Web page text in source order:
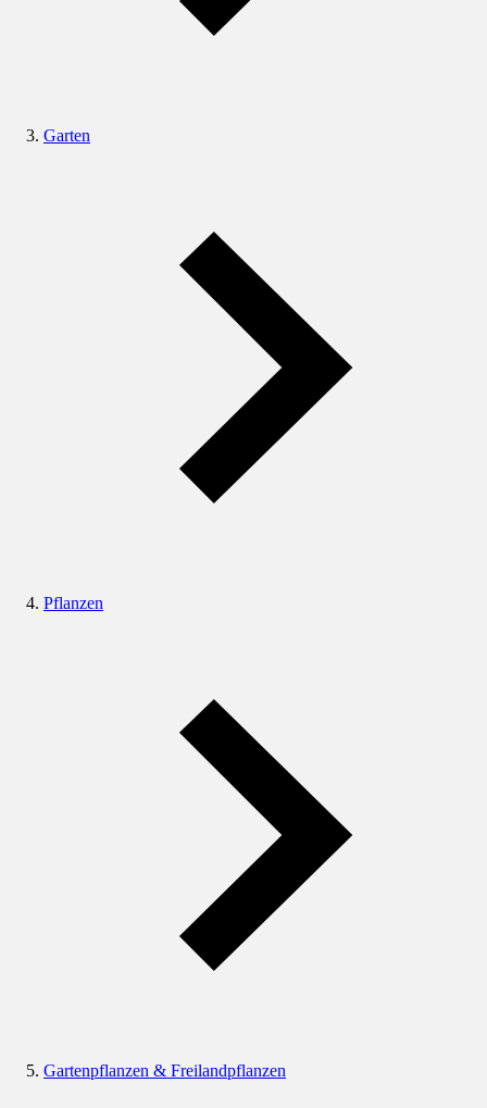
Garten
Pflanzen
Gartenpflanzen & Freilandpflanzen